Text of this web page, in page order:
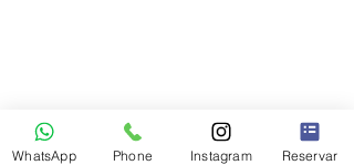
WhatsApp Phone Instagram Reservar